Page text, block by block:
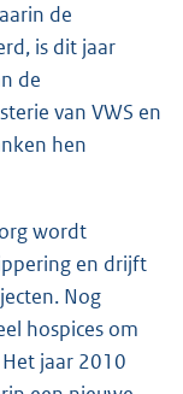
de
is dit jaar
de
van VWS en
hen
wordt
en drijft
Nog
hospices om
jaar 2010